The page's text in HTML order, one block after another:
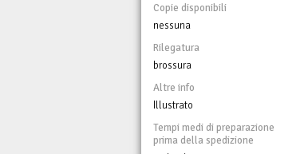
Copie disponibili
nessuna
Rilegatura
brossura
Altre info
Illustrato
Tempi medi di preparazione
prima della spedizione